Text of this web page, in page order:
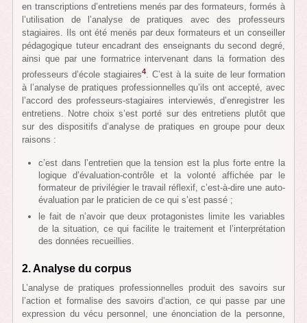
en transcriptions d’entretiens menés par des formateurs, formés à
l’utilisation de l’analyse de pratiques avec des professeurs
stagiaires. Ils ont été menés par deux formateurs et un conseiller
pédagogique tuteur encadrant des enseignants du second degré,
ainsi que par une formatrice intervenant dans la formation des
professeurs d’école stagiaires4. C’est à la suite de leur formation
à l’analyse de pratiques professionnelles qu’ils ont accepté, avec
l’accord des professeurs-stagiaires interviewés, d’enregistrer les
entretiens. Notre choix s’est porté sur des entretiens plutôt que
sur des dispositifs d’analyse de pratiques en groupe pour deux
raisons :
c’est dans l’entretien que la tension est la plus forte entre la
logique d’évaluation-contrôle et la volonté affichée par le
formateur de privilégier le travail réflexif, c’est-à-dire une auto-
évaluation par le praticien de ce qui s’est passé ;
le fait de n’avoir que deux protagonistes limite les variables
de la situation, ce qui facilite le traitement et l’interprétation
des données recueillies.
2. Analyse du corpus
L’analyse de pratiques professionnelles produit des savoirs sur
l’action et formalise des savoirs d’action, ce qui passe par une
expression du vécu personnel, une énonciation de la personne,